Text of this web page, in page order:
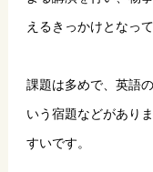
えるきっかけとなって
課題は多めで、英語
いう宿題などがあり
すいです。